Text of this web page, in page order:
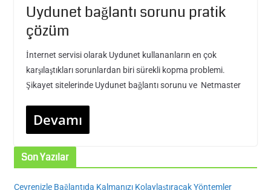
Uydunet bağlantı sorunu pratik
çözüm
İnternet servisi olarak Uydunet kullananların en çok
karşılaştıkları sorunlardan biri sürekli kopma problemi.
Şikayet sitelerinde Uydunet bağlantı sorunu ve Netmaster
Devamı
Son Yazılar
Çevrenizle Bağlantıda Kalmanızı Kolaylaştıracak Yöntemler